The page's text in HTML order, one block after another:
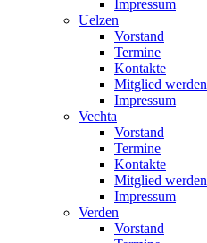
Impressum
Uelzen
Vorstand
Termine
Kontakte
Mitglied werden
Impressum
Vechta
Vorstand
Termine
Kontakte
Mitglied werden
Impressum
Verden
Vorstand